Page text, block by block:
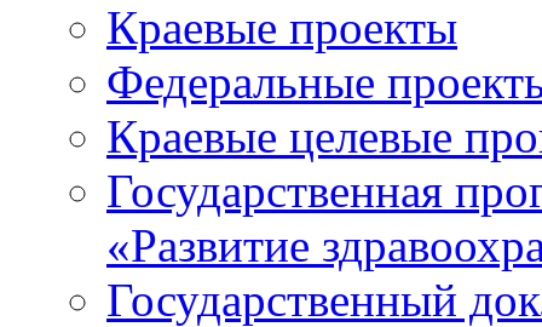
Краевые проекты
Федеральные
Краевые целевые
Государственная
«Развитие
Государственный